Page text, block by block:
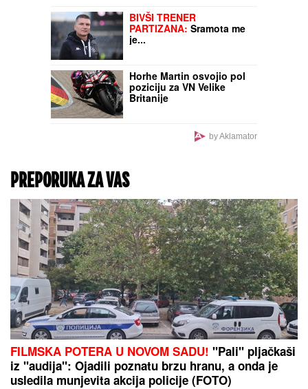
BIVŠI TRENER
PARTIZANA: Sramota me
je...
Horhe Martin osvojio pol
poziciju za VN Velike
Britanije
by Aklamator
PREPORUKA ZA VAS
FILMSKA POTERA U NOVOM SADU! "Pali" pljačkaši
iz "audija": Ojadili poznatu brzu hranu, a onda je
usledila munjevita akcija policije (FOTO)